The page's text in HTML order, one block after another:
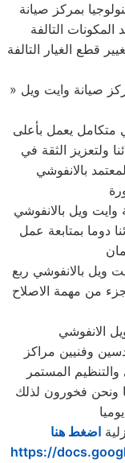
بمركز صيانة
التالفة
قطع الغيار التالفة
» توافر قطع غيار وايت ويل الاصلية في مركز صيانة وايت ويل
متكامل يعمل بأعلى
ولتعزيز الثقة في
وايت ويل بالانفوشي
دوما بمتابعة عمل
ويل بالانفوشي ربع
من مهمة الاصلاح
الانفوشي
وفنيين مراكز
المستمر
اضغط هنا
https://